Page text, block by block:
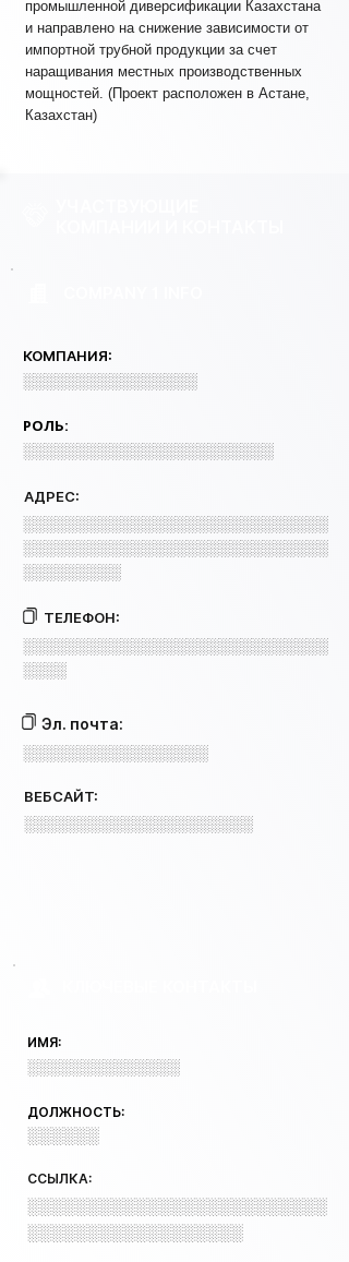
промышленной диверсификации Казахстана
и направлено на снижение зависимости от
импортной трубной продукции за счет
наращивания местных производственных
мощностей. (Проект расположен в Астане,
Казахстан)
КОМПАНИЯ:
░░░░░░░░░░░░░░░░
РОЛЬ:
░░░░░░░░░░░░░░░░░░░░░░░
АДРЕС:
░░░░░░░░░░░░░░░░░░░░░░░░░░░░
░░░░░░░░░░░░░░░░░░░░░░░░░░░░
░░░░░░░░░
ТЕЛЕФОН:
░░░░░░░░░░░░░░░░░░░░░░░░░░░░
░░░░
Эл. почта:
░░░░░░░░░░░░░░░░░
ВЕБСАЙТ:
░░░░░░░░░░░░░░░░░░░░░
ИМЯ:
░░░░░░░░░░░░░░
ДОЛЖНОСТЬ:
░░░░░░
ССЫЛКА:
░░░░░░░░░░░░░░░░░░░░░░░░░
░░░░░░░░░░░░░░░░░░